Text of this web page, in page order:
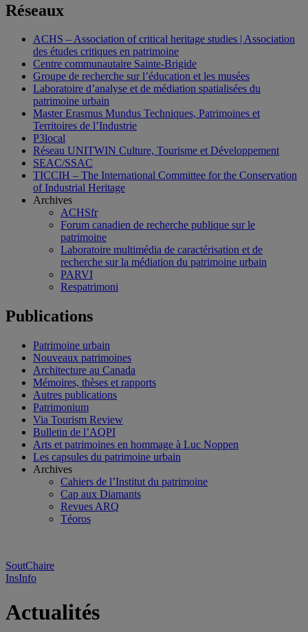
Réseaux
ACHS – Association of critical heritage studies | Association
des études critiques en patrimoine
Centre communautaire Sainte-Brigide
Groupe de recherche sur l’éducation et les musées
Laboratoire d’analyse et de médiation spatialisées du
patrimoine urbain
Master Erasmus Mundus Techniques, Patrimoines et
Territoires de l’Industrie
P3local
Réseau UNITWIN Culture, Tourisme et Développement
SEAC/SSAC
TICCIH – The International Committee for the Conservation
of Industrial Heritage
Archives
ACHSfr
Forum canadien de recherche publique sur le
patrimoine
Laboratoire multimédia de caractérisation et de
recherche sur la médiation du patrimoine urbain
PARVI
Respatrimoni
Publications
Patrimoine urbain
Nouveaux patrimoines
Architecture au Canada
Mémoires, thèses et rapports
Autres publications
Patrimonium
Via Tourism Review
Bulletin de l’AQPI
Arts et patrimoines en hommage à Luc Noppen
Les capsules du patrimoine urbain
Archives
Cahiers de l’Institut du patrimoine
Cap aux Diamants
Revues ARQ
Téoros
SoutChaire
InsInfo
Actualités